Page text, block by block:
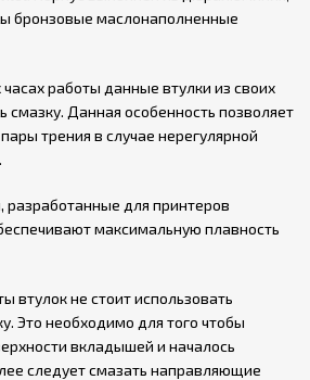
бронзовые маслонаполненные
работы данные втулки из своих
смазку. Данная особенность позволяет
трения в случае нерегулярной
для принтеров
максимальную плавность
втулок не стоит использовать
Это необходимо для того чтобы
вкладышей и началось
следует смазать направляющие